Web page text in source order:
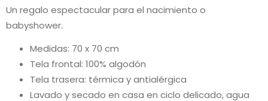
Un regalo espectacular para el nacimiento o
babyshower.
Medidas: 70 x 70 cm
Tela frontal: 100% algodón
Tela trasera: térmica y antialérgica
Lavado y secado en casa en ciclo delicado, agua